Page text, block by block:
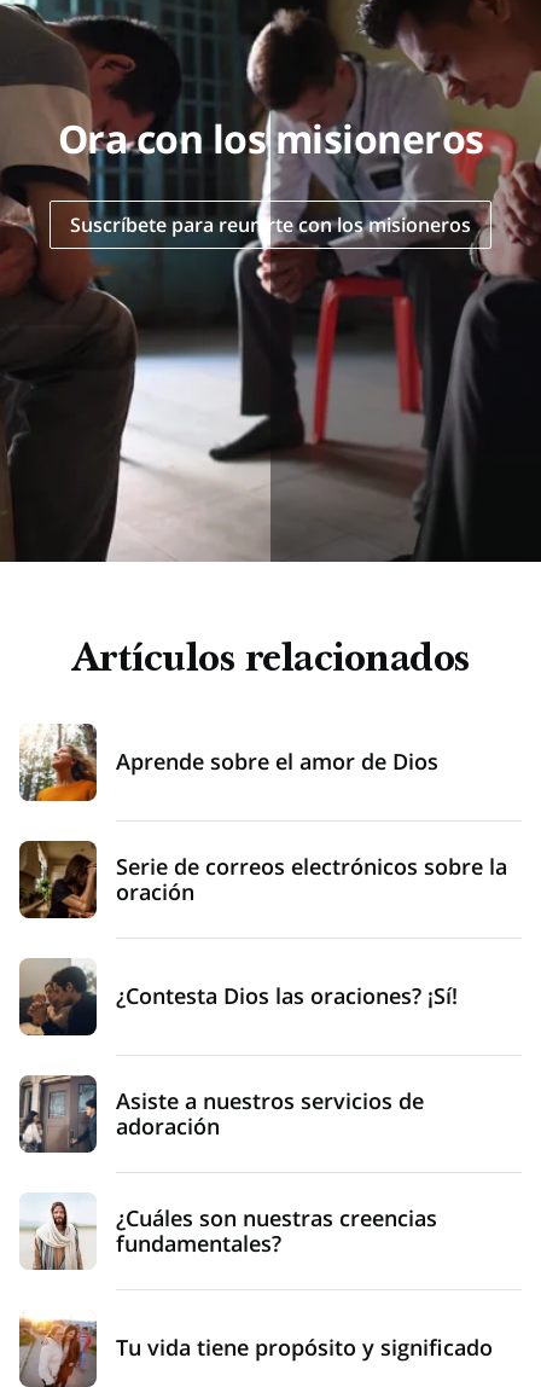
Ora con los misioneros
Suscríbete para reunirte con los misioneros
Artículos relacionados
Aprende sobre el amor de Dios
Serie de correos electrónicos sobre la
oración
¿Contesta Dios las oraciones? ¡Sí!
Asiste a nuestros servicios de
adoración
¿Cuáles son nuestras creencias
fundamentales?
Tu vida tiene propósito y significado